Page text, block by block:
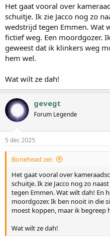
e
n
:
Het gaat vooral over
schuitje. Ik zie Jacco nog zo
wedstrijd tegen Emmen. Wat
fictief weg. Een moordgozer.
geweest dat ik klinkers weg
hem wel.
Wat wilt ze dah!
gevegt
Forum Legende
5 dec 2025
Bonehead zei:
Het gaat vooral over
schuitje. Ik zie Jacco nog zo
tegen Emmen. Wat wilt dah! En
moordgozer. Ik ben nooit in die
moest koppen, maar ik begreep
Wat wilt ze dah!